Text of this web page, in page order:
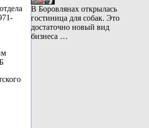
В Боровлянах открылась
гостиница для собак. Это
достаточно новый вид
бизнеса …